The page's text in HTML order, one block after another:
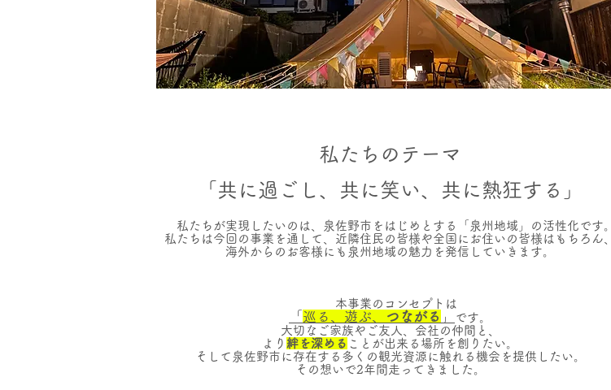
​私たちのテーマ
「共に過ごし、共に笑い、共に熱狂する」
私たちが実現したいのは、泉佐野市をはじめとする「泉州地域」の活性化です。
私たちは今回の事業を通して、近隣住民の皆様や全国にお住いの皆様はもちろん、
海外からのお客様にも泉州地域の魅力を発信していきます。
本事業のコンセプトは
「 巡る、遊ぶ、 つながる 」
です。
大切なご家族やご友人、会社の仲間と、
より 絆を深める ことが出来る場所を創りたい。
そして泉佐野市に存在する多くの観光資源に触れる機会を提供したい。
​その想いで2年間走ってきました。